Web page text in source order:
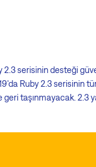
serisinin desteği
Ruby 2.3 serisinin
taşınmayacak. 2.3